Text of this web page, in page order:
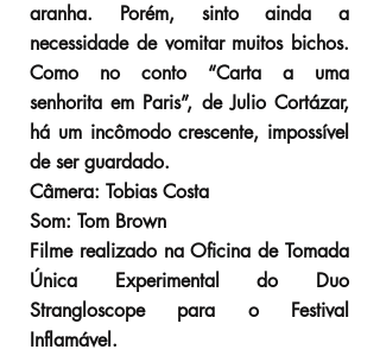
aranha. Porém, sinto ainda a
necessidade de vomitar muitos bichos.
Como no conto “Carta a uma
senhorita em Paris”, de Julio Cortázar,
há um incômodo crescente, impossível
de ser guardado.
Câmera: Tobias Costa
Som: Tom Brown
Filme realizado na Oficina de Tomada
Única Experimental do Duo
Strangloscope para o Festival
Inflamável.